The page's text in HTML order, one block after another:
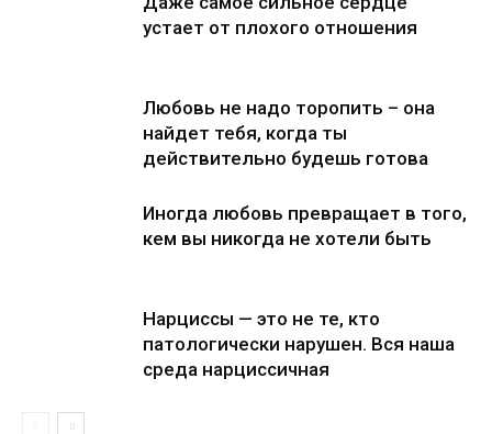
устает от плохого отношения
Любовь не надо торопить – она
найдет тебя, когда ты
действительно будешь готова
Иногда любовь превращает в того,
кем вы никогда не хотели быть
Нарциссы — это не те, кто
патологически нарушен. Вся наша
среда нарциссичная